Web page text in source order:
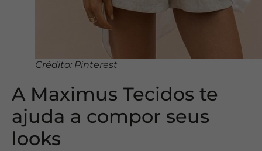
Crédito: Pinterest
A Maximus Tecidos te
ajuda a compor seus
looks